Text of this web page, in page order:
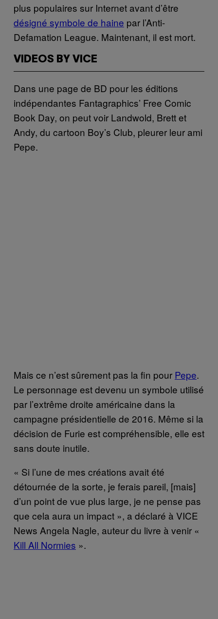
plus populaires sur Internet avant d’être
désigné symbole de haine par l’Anti-
Defamation League. Maintenant, il est mort.
VIDEOS BY VICE
Dans une page de BD pour les éditions
indépendantes Fantagraphics’ Free Comic
Book Day, on peut voir Landwold, Brett et
Andy, du cartoon Boy’s Club, pleurer leur ami
Pepe.
Mais ce n’est sûrement pas la fin pour Pepe.
Le personnage est devenu un symbole utilisé
par l’extrême droite américaine dans la
campagne présidentielle de 2016. Même si la
décision de Furie est compréhensible, elle est
sans doute inutile.
« Si l’une de mes créations avait été
détournée de la sorte, je ferais pareil, [mais]
d’un point de vue plus large, je ne pense pas
que cela aura un impact », a déclaré à VICE
News Angela Nagle, auteur du livre à venir «
Kill All Normies ».